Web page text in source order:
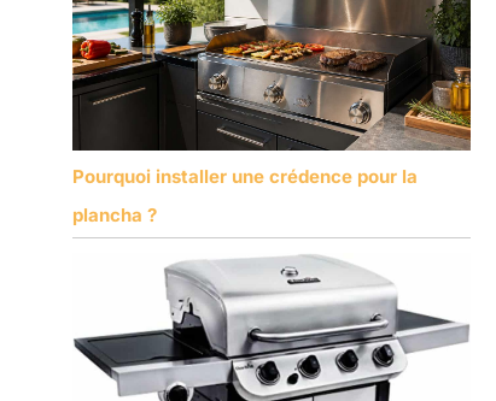
Pourquoi installer une crédence pour la
plancha ?